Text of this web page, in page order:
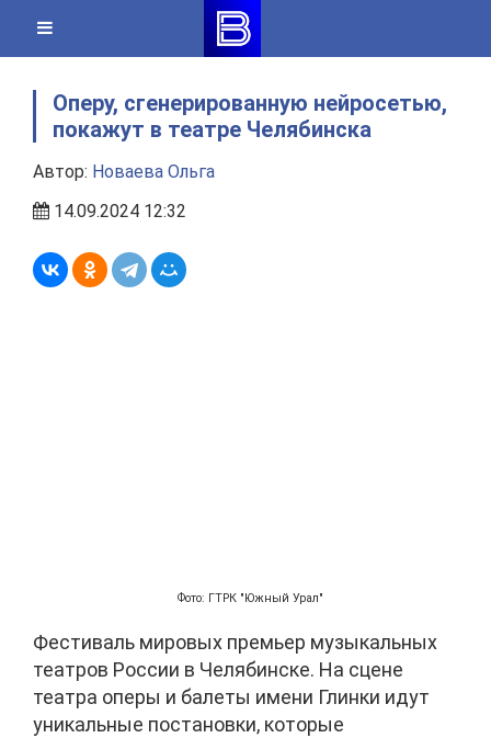
content
Оперу, сгенерированную нейросетью,
покажут в театре Челябинска
Автор: Новаева Ольга
14.09.2024 12:32
Фото: ГТРК "Южный Урал"
Фестиваль мировых премьер музыкальных
театров России в Челябинске. На сцене
театра оперы и балеты имени Глинки идут
уникальные постановки, которые